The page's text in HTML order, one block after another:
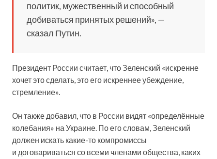
политик, мужественный и способный
добиваться принятых решений», —
сказал Путин.
Президент России считает, что Зеленский «искренне
хочет это сделать, это его искреннее убеждение,
стремление».
Он также добавил, что в России видят «определённые
колебания» на Украине. По его словам, Зеленский
должен искать какие-то компромиссы
и договариваться со всеми членами общества, каких